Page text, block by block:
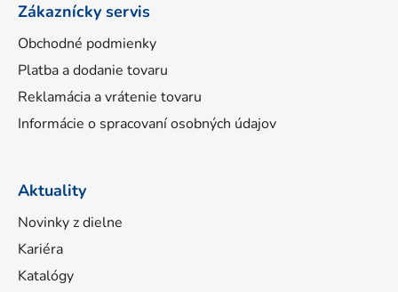
Zákaznícky servis
Obchodné podmienky
Platba a dodanie tovaru
Reklamácia a vrátenie tovaru
Informácie o spracovaní osobných údajov
Aktuality
Novinky z dielne
Kariéra
Katalógy